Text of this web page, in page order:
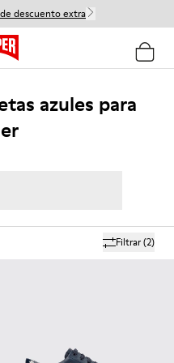
descuento extra
azules para
Filtrar(2)